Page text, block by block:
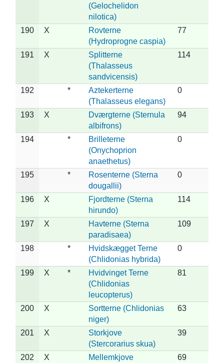
(Gelochelidon
nilotica)
190
X
Rovterne
(Hydroprogne caspia)
77
191 X
Splitterne
(Thalasseus
sandvicensis)
114
192 *
Aztekerterne
(Thalasseus elegans)
0
193 X
Dværgterne (Sternula
albifrons)
94
194 *
Brilleterne
(Onychoprion
anaethetus)
0
195 *
Rosenterne (Sterna
dougallii)
0
196 X
Fjordterne (Sterna
hirundo)
114
197 X
Havterne (Sterna
paradisaea)
109
198 *
Hvidskægget Terne
(Chlidonias hybrida)
0
199 X *
Hvidvinget Terne
(Chlidonias
leucopterus)
81
200 X
Sortterne (Chlidonias
niger)
63
201 X
Storkjove
(Stercorarius skua)
39
202 X
Mellemkjove
69